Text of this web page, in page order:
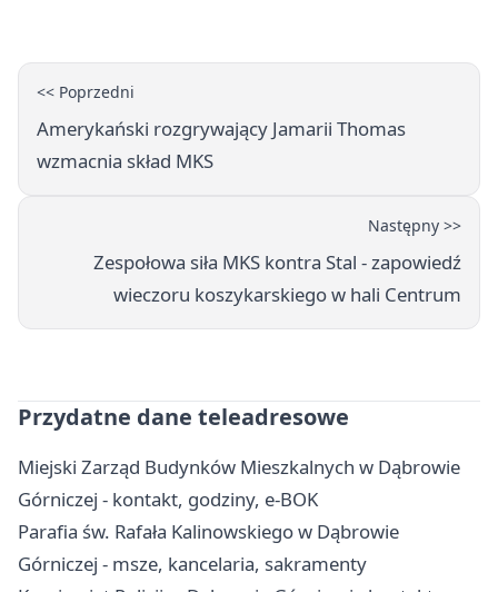
<< Poprzedni
Amerykański rozgrywający Jamarii Thomas
wzmacnia skład MKS
Następny >>
Zespołowa siła MKS kontra Stal - zapowiedź
wieczoru koszykarskiego w hali Centrum
Przydatne dane teleadresowe
Miejski Zarząd Budynków Mieszkalnych w Dąbrowie
Górniczej - kontakt, godziny, e-BOK
Parafia św. Rafała Kalinowskiego w Dąbrowie
Górniczej - msze, kancelaria, sakramenty